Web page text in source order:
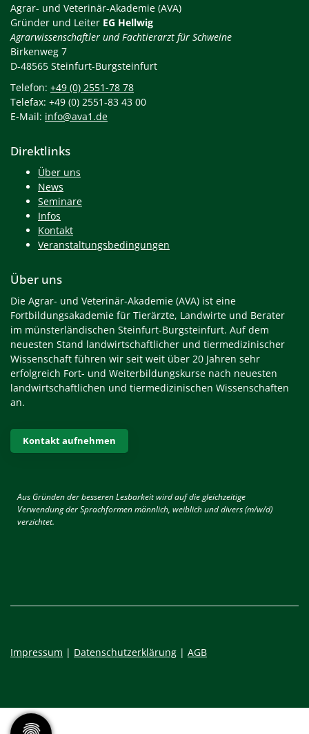
Agrar- und Veterinär-Akademie (AVA)
Gründer und Leiter EG Hellwig
Agrarwissenschaftler und Fachtierarzt für Schweine
Birkenweg 7
D-48565 Steinfurt-Burgsteinfurt
Telefon: +49 (0) 2551-78 78
Telefax: +49 (0) 2551-83 43 00
E-Mail: info@ava1.de
Direktlinks
Über uns
News
Seminare
Infos
Kontakt
Veranstaltungsbedingungen
Über uns
Die Agrar- und Veterinär-Akademie (AVA) ist eine
Fortbildungsakademie für Tierärzte, Landwirte und Berater
im münsterländischen Steinfurt-Burgsteinfurt. Auf dem
neuesten Stand landwirtschaftlicher und tiermedizinischer
Wissenschaft führen wir seit weit über 20 Jahren sehr
erfolgreich Fort- und Weiterbildungskurse nach neuesten
landwirtschaftlichen und tiermedizinischen Wissenschaften
an.
Kontakt aufnehmen
Aus Gründen der besseren Lesbarkeit wird auf die gleichzeitige
Verwendung der Sprachformen männlich, weiblich und divers (m/w/d)
verzichtet.
Impressum | Datenschutzerklärung | AGB